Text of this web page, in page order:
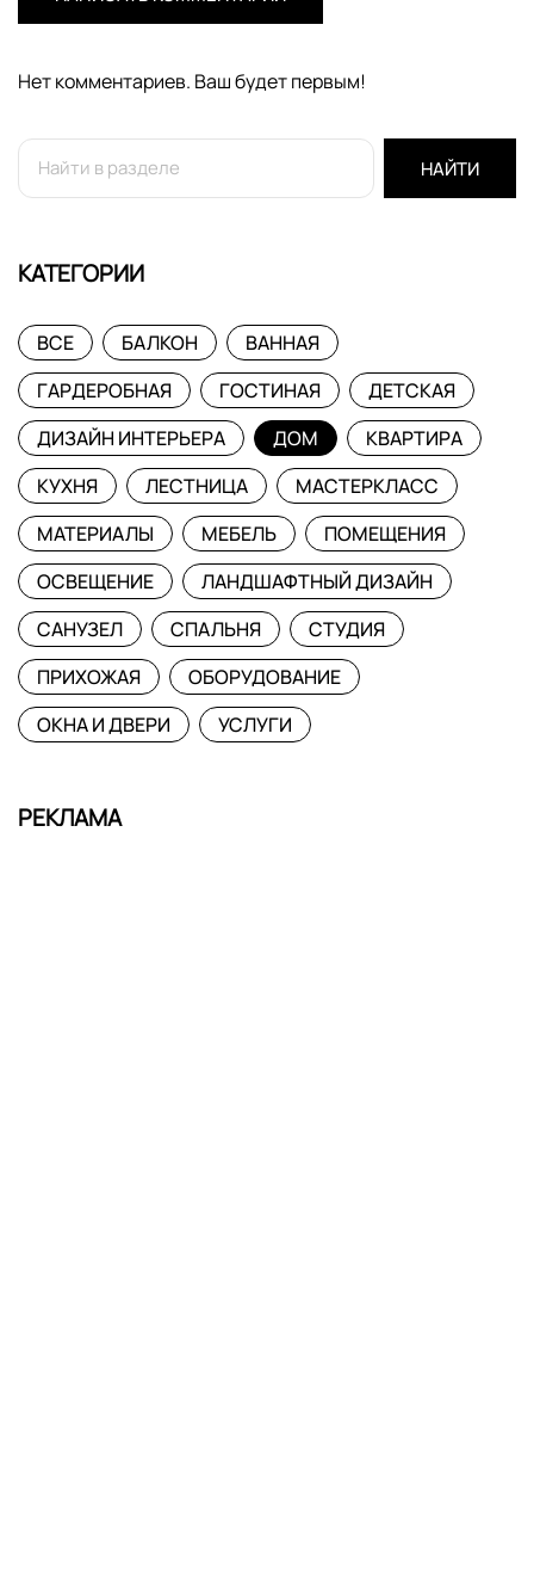
Нет комментариев. Ваш будет первым!
НАЙТИ
КАТЕГОРИИ
ВСЕ БАЛКОН
ВАННАЯ
ГАРДЕРОБНАЯ
ГОСТИНАЯ
ДЕТСКАЯ
ДИЗАЙН ИНТЕРЬЕРА
ДОМ
КВАРТИРА
КУХНЯ
ЛЕСТНИЦА
МАСТЕРКЛАСС
МАТЕРИАЛЫ
МЕБЕЛЬ
ПОМЕЩЕНИЯ
ОСВЕЩЕНИЕ
ЛАНДШАФТНЫЙ ДИЗАЙН
САНУЗЕЛ
СПАЛЬНЯ
СТУДИЯ
ПРИХОЖАЯ
ОБОРУДОВАНИЕ
ОКНА И ДВЕРИ
УСЛУГИ
РЕКЛАМА